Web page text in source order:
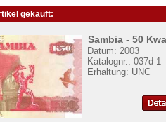
gekauft:
Sambia - 50
Datum: 2003
Katalognr.: 037d-1
Erhaltung: UNC